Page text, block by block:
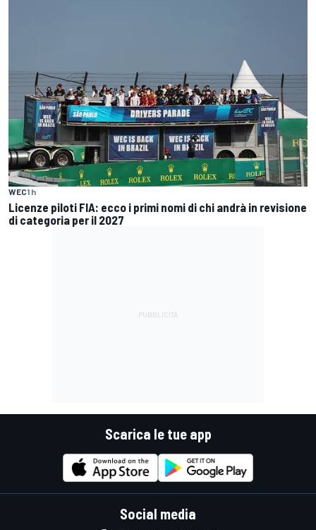
WEC1 h
Licenze piloti FIA: ecco i primi nomi di chi andrà in revisione
di categoria per il 2027
Scarica le tue app
Social media